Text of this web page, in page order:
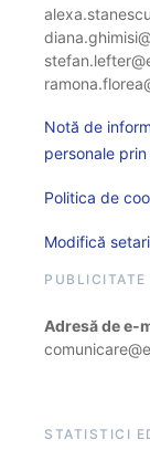
Notă de
personale
Politica de
Modifică
PUBLICITATE
Adresă de e-
STATISTICI